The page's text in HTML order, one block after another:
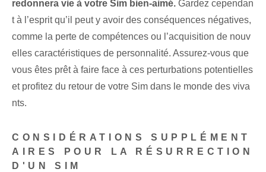
redonnera vie à votre Sim bien-aimé. Gardez cependan
t à l’esprit qu’il peut y avoir des conséquences négatives,
comme la perte de compétences ou l’acquisition de nouv
elles caractéristiques de personnalité. Assurez-vous que
vous êtes prêt à faire face à ces perturbations potentielles
et profitez du retour de votre Sim dans le monde des viva
nts.
CONSIDÉRATIONS SUPPLÉMENT
AIRES POUR LA RÉSURRECTION
D'UN SIM